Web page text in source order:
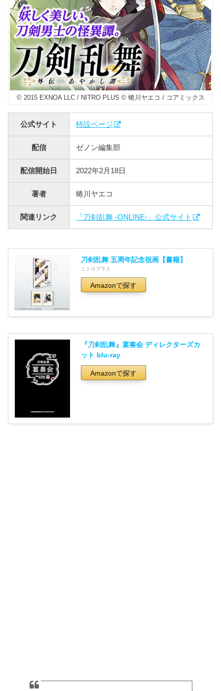
© 2015 EXNOA LLC / NITRO PLUS © 蜷川ヤエコ / コアミックス
公式サイト 特設ページ
配信 ゼノン編集部
配信開始日 2022年2月18日
著者 蜷川ヤエコ
関連リンク 「刀剣乱舞 -ONLINE-」公式サイト
刀剣乱舞 五周年記念祝画【書籍】
ニトロプラス
Amazonで探す
『刀剣乱舞』宴奏会 ディレクターズカ
ット blu-ray
Amazonで探す